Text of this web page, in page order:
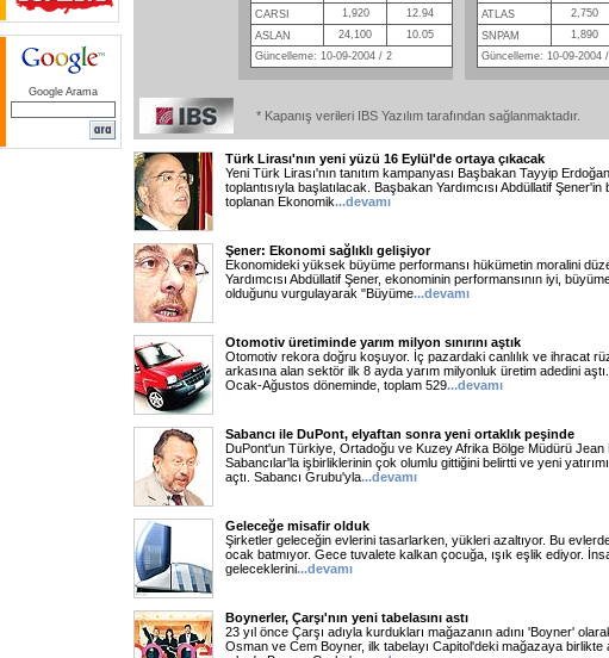
Google Arama
CARSI
1,920
12.94
ASLAN
24,100
10.05
Güncelleme: 10-09-2004 / 2
ATLAS
2,750
SNPAM
1,890
Güncelleme: 10-09-2004
* Kapanış verileri IBS Yazılım tarafından sağlanmaktadır.
Türk Lirası'nın yeni yüzü 16 Eylül'de ortaya çıkacak
Yeni Türk Lirası'nın tanıtım kampanyası Başbakan Tayyip
toplantısıyla başlatılacak. Başbakan Yardımcısı Abdüllatif Şener'in
toplanan Ekonomik...devamı
Şener: Ekonomi sağlıklı gelişiyor
Ekonomideki yüksek büyüme performansı hükümetin moralini
Yardımcısı Abdüllatif Şener, ekonominin performansının iyi,
olduğunu vurgulayarak "Büyüme...devamı
Otomotiv üretiminde yarım milyon sınırını aştık
Otomotiv rekora doğru koşuyor. İç pazardaki canlılık ve ihracat
arkasına alan sektör ilk 8 ayda yarım milyonluk üretim adedini aştı.
Ocak-Ağustos döneminde, toplam 529...devamı
Sabancı ile DuPont, elyaftan sonra yeni ortaklık peşinde
DuPont'un Türkiye, Ortadoğu ve Kuzey Afrika Bölge Müdürü Jean
Sabancılar'la işbirliklerinin çok olumlu gittiğini belirtti ve yeni
açtı. Sabancı Grubu'yla...devamı
Geleceğe misafir olduk
Şirketler geleceğin evlerini tasarlarken, yükleri azaltıyor. Bu
ocak batmıyor. Gece tuvalete kalkan çocuğa, ışık eşlik ediyor.
geleceklerini...devamı
Boynerler, Çarşı'nın yeni tabelasını astı
23 yıl önce Çarşı adıyla kurdukları mağazanın adını 'Boyner'
Osman ve Cem Boyner, ilk tabelayı Capitol'deki mağazaya birlikte